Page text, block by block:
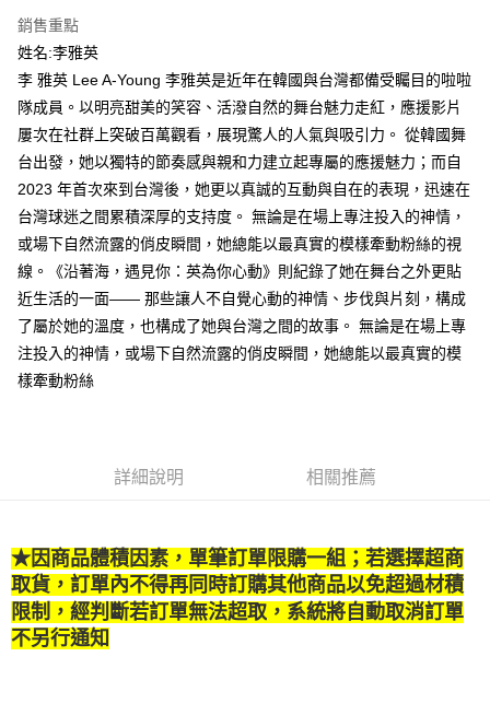
ATM／網路銀行／等多元方式進行付款，方視為交易完成。
※ 請注意：結帳手續完成當下不需立刻繳費，但若您需要取消訂單，請聯絡
購買商品的店家。未經商家同意取消之訂單仍視為有效，需透過AFTEE先享
後付繳納相關費用。
※ 交易是否成功請以「AFTEE先享後付 」之結帳頁面顯示為準，若有關於
是否繳費成功／繳費後需取消欲退款等相關疑問，請聯繫「AFTEE先享後付
【注意事項】
１．透過由恩沛科技股份有限公司提供之「AFTEE先享後付」服務完成之交
易，需依本服務之必要範圍內提供個人資料，並將交易相關給付款項請求債
權轉讓予恩沛科技股份有限公司。
２．關於個人資料處理事宜，請瀏覽以下網址：
３．未成年的使用者請事先徵得法定代理人或監護人之同意方可使用
「AFTEE先享後付」，若未經同意申辦者引起之損失，本公司不負相關責
任。
４．使用「AFTEE先享後付」時，將依據個別帳號之用戶狀況，依本公司即
時審查核予不同之上限額度；若仍有額度不足之情形，本公司將視審查結果
每筆NT$80，滿NT$500(含以上)免運費
付款後萊爾富取貨
每筆NT$80，滿NT$500(含以上)免運費
7-11取貨付款
每筆NT$80，滿NT$500(含以上)免運費
付款後7-11取貨
每筆NT$80，滿NT$500(含以上)免運費
宅配
每筆NT$100，滿NT$800(含以上)免運費
國家/地區配送
銷售重點
姓名:李雅英
李 雅英 Lee A-Young 李雅英是近年在韓國與台灣都備受矚目的啦啦
隊成員。以明亮甜美的笑容、活潑自然的舞台魅力走紅，應援影片
屢次在社群上突破百萬觀看，展現驚人的人氣與吸引力。 從韓國舞
台出發，她以獨特的節奏感與親和力建立起專屬的應援魅力；而自
2023 年首次來到台灣後，她更以真誠的互動與自在的表現，迅速在
台灣球迷之間累積深厚的支持度。 無論是在場上專注投入的神情，
或場下自然流露的俏皮瞬間，她總能以最真實的模樣牽動粉絲的視
線。《沿著海，遇見你：英為你心動》則紀錄了她在舞台之外更貼
近生活的一面—— 那些讓人不自覺心動的神情、步伐與片刻，構成
了屬於她的溫度，也構成了她與台灣之間的故事。 無論是在場上專
注投入的神情，或場下自然流露的俏皮瞬間，她總能以最真實的模
樣牽動粉絲
詳細說明 相關推薦
★因商品體積因素，單筆訂單限購一組；若選擇超商
取貨 ，訂單內不得再同時訂購其他商品以免超過材積
限制，經判斷若訂單無法超取 ， 系統將自動取消訂單
不另行通知